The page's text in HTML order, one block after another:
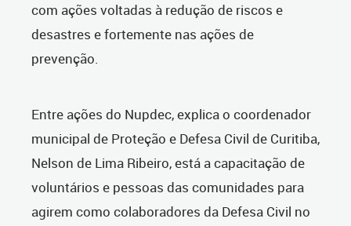
com ações voltadas à redução de riscos e
desastres e fortemente nas ações de
prevenção.
Entre ações do Nupdec, explica o coordenador
municipal de Proteção e Defesa Civil de Curitiba,
Nelson de Lima Ribeiro, está a capacitação de
voluntários e pessoas das comunidades para
agirem como colaboradores da Defesa Civil no